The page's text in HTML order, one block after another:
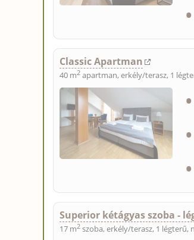
Classic Apartman
40 m2 apartman, erkély/terasz, 1
Superior kétágyas szoba -
17 m2 szoba, erkély/terasz, 1 légterű,